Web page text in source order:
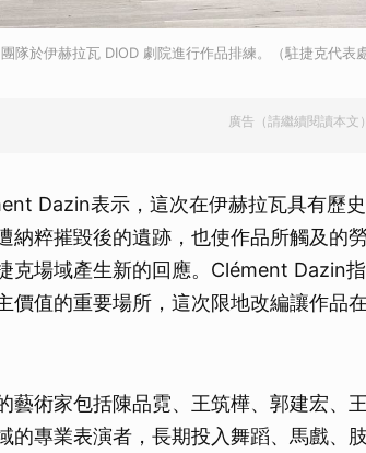
團隊於伊赫拉瓦 DIOD 劇院進行作品排練。（駐捷克代表
廣告（請繼續閱讀本文）
Dazin表示，這次在伊赫拉瓦具有歷
納粹摧毀後的遺跡，也使作品所觸及的
克場域產生新的回應。Clément Dazin
價值的重要場所，這次限地改編讓作品
藝術家包括陳品霓、王筑樺、郭建宏、
的專業表演者，長期投入舞蹈、馬戲、
取消